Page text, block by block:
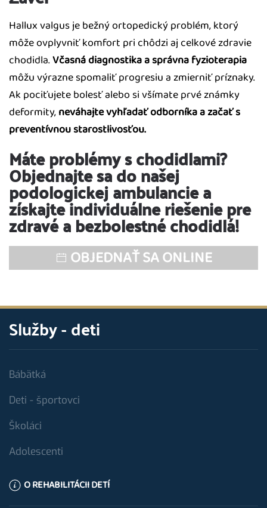
Hallux valgus je bežný ortopedický problém, ktorý
môže ovplyvniť komfort pri chôdzi aj celkové zdravie
chodidla.Včasná diagnostika a správna fyzioterapia
môžu výrazne spomaliť progresiu a zmierniť príznaky.
Ak pociťujete bolesť alebo si všímate prvé známky
deformity,neváhajte vyhľadať odborníka a začať s
preventívnou starostlivosťou.
Máte problémy s chodidlami?
Objednajte sa do našej
podologickej ambulancie a
získajte individuálne riešenie pre
zdravé a bezbolestné chodidlá!
OBJEDNAŤ SA ONLINE
Služby - deti
Bábätká
Deti - športovci
Školáci
Adolescenti
O REHABILITÁCII DETÍ